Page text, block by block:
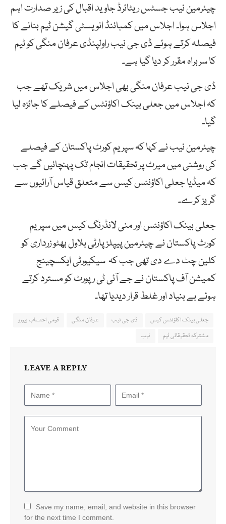
چیئرمین نیب جسٹس ریٹائرڈ جاوید اقبال کی زیر صدارت اہم
اجلاس ہوا۔ اجلاس میں کمبائنڈ انویسٹی گیشن ٹیم بنانے کا
فیصلہ کرتے ہوئے ڈی جی نیب راولپنڈی عرفان منگی کو ٹیم
کا سربراہ مقرر کر دیا گیا ہے۔
ڈی جی نیب عرفان منگی بھی اجلاس میں شریک تھے جب
کہ اجلاس میں جعلی بینک اکاؤنٹس کے فیصلے کا جائزہ لیا
گیا۔
چیئرمین نیب نے کہا کہ سپریم کورٹ پاکستان کے فیصلے
کی روشنی میں میرٹ پر تحقیقات انجام تک پہنچائیں گے جب
کہ میڈیا جعلی اکاؤنٹس کیس سے متعلق قیاس آرائیوں سے
گریز کرے۔
جعلی بینک اکاؤنٹس اور منی لانڈرنگ کیس میں سپریم
کورٹ پاکستان نے چیئرمین پیپلز پارٹی بلاول بھٹو زرداری کو
کلین چٹ دے دی تھی جب کہ سیکیورٹی ایکسچینج
کمیشن آف پاکستان نے جے آئی ٹی رپورٹ کو مسترد کرتے
ہوئے بے بنیاد اور غلط قرار دیدیا تھا۔
جعلی بینک اکاؤنٹس کیس ڈی جی نیب عرفان منگی
قومی احتساب بیورو
مشترکہ تحقیقاتی ٹیم
نیب
LEAVE A REPLY
Save my name, email, and website in this browser
for the next time I comment.